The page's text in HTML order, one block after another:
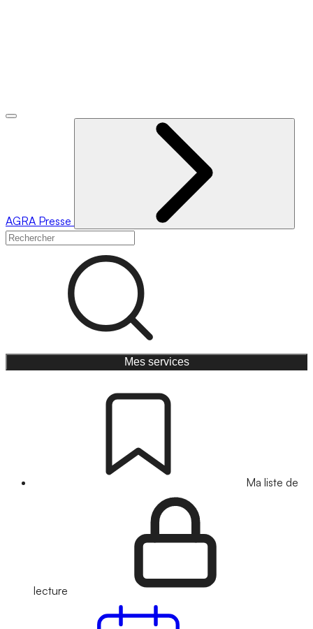
AGRA Presse
Mes services
Ma liste de
lecture